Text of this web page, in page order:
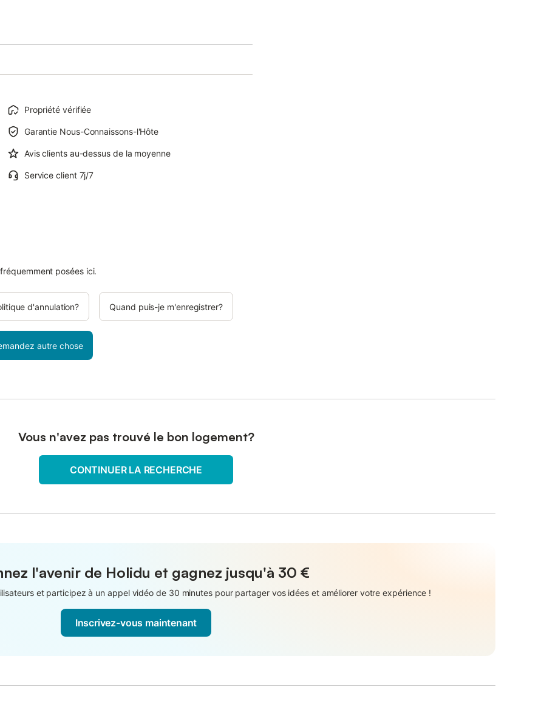
Propriété vérifiée
Garantie Nous-Connaissons-l'Hôte
Avis clients au-dessus de la moyenne
Service client 7j/7
posées ici.
d'annulation? Quand puis-je m'enregistrer?
autre chose
Vous n'avez pas trouvé le bon logement?
CONTINUER LA RECHERCHE
l'avenir de Holidu et gagnez jusqu'à 30 €
et participez à un appel vidéo de 30 minutes pour partager vos idées et améliorer votre expérience !
Inscrivez-vous maintenant